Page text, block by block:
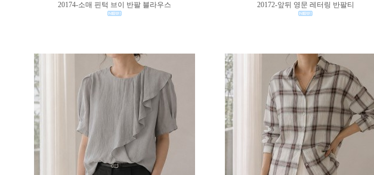
20174-소매 핀턱 브이 반팔 블라우스 20172-앞뒤 영문 레터링 반팔티